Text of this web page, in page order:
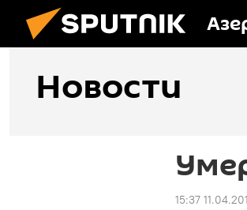
Новости
15:37